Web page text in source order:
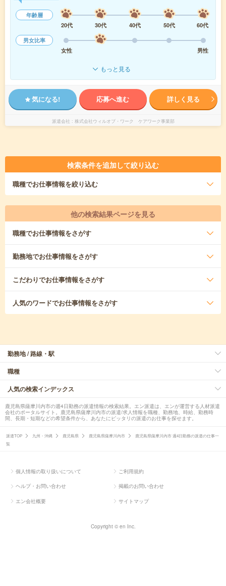
年齢層
20代
30代 40代 50代
60代
男女比率
女性
男性
もっと見る
気になる! 応募へ進む 詳しく見る
派遣会社 株式会社ウィルオブ・ワーク ケアワーク事業部
検索条件を追加して絞り込む
職種でお仕事情報を絞り込む
他の検索結果ページを見る
職種でお仕事情報をさがす
勤務地でお仕事情報をさがす
こだわりでお仕事情報をさがす
人気のワードでお仕事情報をさがす
勤務地 / 路線・駅
職種
人気の検索インデックス
鹿児島県薩摩川内市の週4日勤務の派遣情報の検索結果。エン派遣は、エンが運営する人材派遣
会社のポータルサイト。鹿児島県薩摩川内市の派遣/求人情報を職種、勤務地、時給、勤務時
間、長期・短期などの希望条件から、あなたにピッタリの派遣のお仕事を探せます。
派遣TOP 九州・沖縄 鹿児島県 鹿児島県薩摩川内市
鹿児島県薩摩川内市 週4日勤務の派遣の仕事一
覧
個人情報の取り扱いについて ご利用規約
ヘルプ・お問い合わせ 掲載のお問い合わせ
エン会社概要 サイトマップ
Copyright © en Inc.